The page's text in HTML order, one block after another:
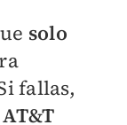
solo
fallas,